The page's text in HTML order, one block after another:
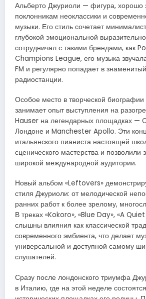
Альберто Джуриоли — фигура, хорошо
поклонникам неоклассики и
музыки. Его стиль сочетает
глубокой эмоциональной
сотрудничал с такими брендами, как
Champions League, его музыка
FM и регулярно попадает в
радиостанции.
Особое место в творческой
занимает опыт выступления на
Hauser на легендарных площадках —
Лондоне и Manchester Apollo. Эти
итальянского пианиста настоящей
сценического мастерства и позволили
широкой международной аудитории.
Новый альбом «Leftovers»
стиля Джуриоли: от мелодической
ранних работ к более зрелому,
В треках «Kokoro», «Blue Day», «A
слышны влияния как классической
современного эмбиента, что делает
универсальной и доступной самому
слушателей.
Сразу после лондонского триумфа
в Италию, где на этой неделе